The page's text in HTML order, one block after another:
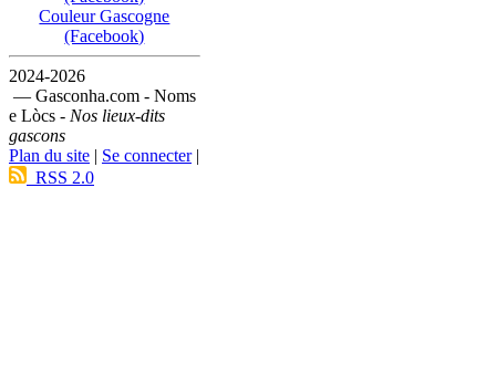
Couleur Gascogne
(Facebook)
2024-2026
— Gasconha.com - Noms
e Lòcs - Nos lieux-dits
gascons
Plan du site | Se connecter|
RSS 2.0